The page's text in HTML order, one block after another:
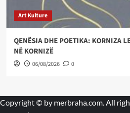
Art Kulture
QENËSIA DHE POETIKA: KORNIZA
NË KORNIZË
06/08/2026 0
Copyright © by merbraha.com. All